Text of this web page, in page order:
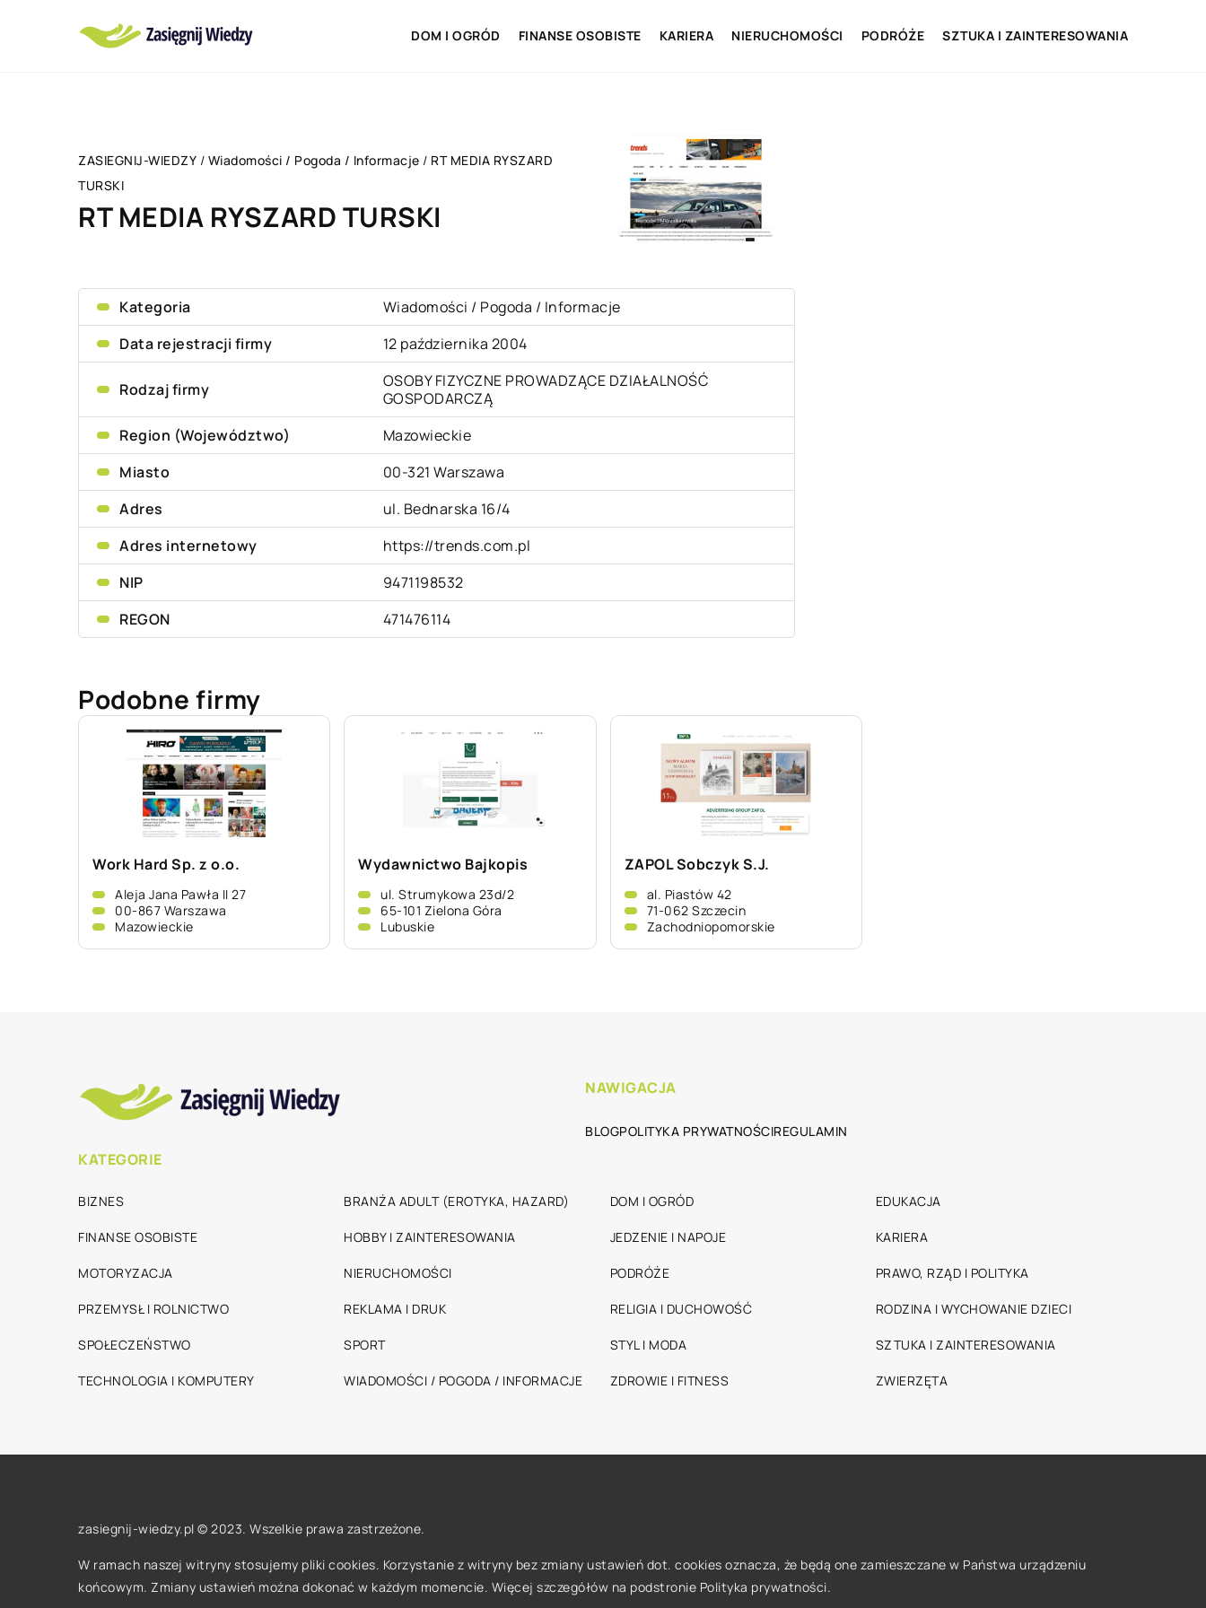
DOM I OGRÓD FINANSE OSOBISTE KARIERA NIERUCHOMOŚCI PODRÓŻE SZTUKA I ZAINTERESOWANIA
ZASIEGNIJ-WIEDZY / Wiadomości / Pogoda / Informacje / RT MEDIA RYSZARD
TURSKI
RT MEDIA RYSZARD TURSKI
Kategoria
Wiadomości / Pogoda / Informacje
Data rejestracji firmy
12 października 2004
Rodzaj firmy
OSOBY FIZYCZNE PROWADZĄCE DZIAŁALNOŚĆ
GOSPODARCZĄ
Region (Województwo)
Mazowieckie
Miasto
00-321 Warszawa
Adres
ul. Bednarska 16/4
Adres internetowy
https://trends.com.pl
NIP
9471198532
REGON
471476114
Podobne firmy
Work Hard Sp. z o.o.
Aleja Jana Pawła II 27
00-867 Warszawa
Mazowieckie
Wydawnictwo Bajkopis
ul. Strumykowa 23d/2
65-101 Zielona Góra
Lubuskie
ZAPOL Sobczyk S.J.
al. Piastów 42
71-062 Szczecin
Zachodniopomorskie
NAWIGACJA
BLOGPOLITYKA PRYWATNOŚCIREGULAMIN
KATEGORIE
BIZNES BRANŻA ADULT (EROTYKA, HAZARD) DOM I OGRÓD EDUKACJA
FINANSE OSOBISTE HOBBY I ZAINTERESOWANIA JEDZENIE I NAPOJE KARIERA
MOTORYZACJA NIERUCHOMOŚCI PODRÓŻE PRAWO, RZĄD I POLITYKA
PRZEMYSŁ I ROLNICTWO REKLAMA I DRUK RELIGIA I DUCHOWOŚĆ RODZINA I WYCHOWANIE DZIECI
SPOŁECZEŃSTWO SPORT STYL I MODA SZTUKA I ZAINTERESOWANIA
TECHNOLOGIA I KOMPUTERY WIADOMOŚCI / POGODA / INFORMACJE ZDROWIE I FITNESS ZWIERZĘTA
zasiegnij-wiedzy.pl © 2023. Wszelkie prawa zastrzeżone.
W ramach naszej witryny stosujemy pliki cookies. Korzystanie z witryny bez zmiany ustawień dot. cookies oznacza, że będą one zamieszczane w Państwa urządzeniu
końcowym. Zmiany ustawień można dokonać w każdym momencie. Więcej szczegółów na podstronie Polityka prywatności.